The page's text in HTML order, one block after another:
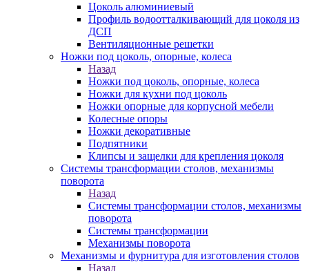
Цоколь алюминиевый
Профиль водоотталкивающий для цоколя из
ДСП
Вентиляционные решетки
Ножки под цоколь, опорные, колеса
Назад
Ножки под цоколь, опорные, колеса
Ножки для кухни под цоколь
Ножки опорные для корпусной мебели
Колесные опоры
Ножки декоративные
Подпятники
Клипсы и защелки для крепления цоколя
Системы трансформации столов, механизмы
поворота
Назад
Системы трансформации столов, механизмы
поворота
Системы трансформации
Механизмы поворота
Механизмы и фурнитура для изготовления столов
Назад